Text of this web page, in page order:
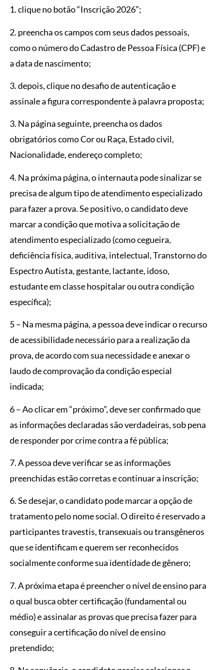
1. clique no botão “Inscrição 2026”;
2. preencha os campos com seus dados pessoais,
como o número do Cadastro de Pessoa Física (CPF) e
a data de nascimento;
3. depois, clique no desafio de autenticação e
assinale a figura correspondente à palavra proposta;
3. Na página seguinte, preencha os dados
obrigatórios como Cor ou Raça, Estado civil,
Nacionalidade, endereço completo;
4. Na próxima página, o internauta pode sinalizar se
precisa de algum tipo de atendimento especializado
para fazer a prova. Se positivo, o candidato deve
marcar a condição que motiva a solicitação de
atendimento especializado (como cegueira,
deficiência física, auditiva, intelectual, Transtorno do
Espectro Autista, gestante, lactante, idoso,
estudante em classe hospitalar ou outra condição
específica);
5 – Na mesma página, a pessoa deve indicar o recurso
de acessibilidade necessário para a realização da
prova, de acordo com sua necessidade e anexar o
laudo de comprovação da condição especial
indicada;
6 – Ao clicar em “próximo”, deve ser confirmado que
as informações declaradas são verdadeiras, sob pena
de responder por crime contra a fé pública;
7. A pessoa deve verificar se as informações
preenchidas estão corretas e continuar a inscrição;
6. Se desejar, o candidato pode marcar a opção de
tratamento pelo nome social. O direito é reservado a
participantes travestis, transexuais ou transgêneros
que se identificam e querem ser reconhecidos
socialmente conforme sua identidade de gênero;
7. A próxima etapa é preencher o nível de ensino para
o qual busca obter certificação (fundamental ou
médio) e assinalar as provas que precisa fazer para
conseguir a certificação do nível de ensino
pretendido;